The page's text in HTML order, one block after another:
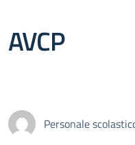
AVCP
Personale